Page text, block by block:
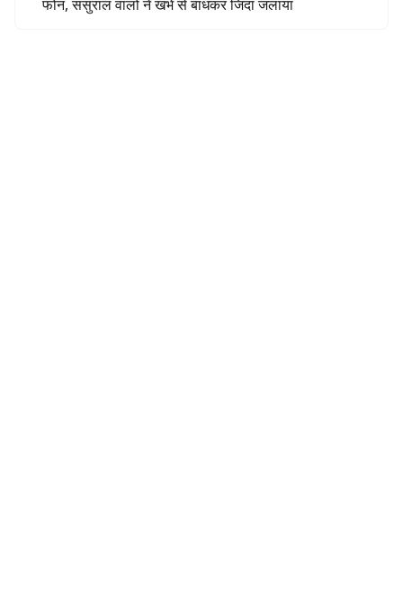
फोन, ससुराल वालों ने खंभे से बांधकर जिंदा जलाया